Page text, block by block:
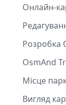
Онлайн-
Розробка
OsmAnd
Місце
Вигляд